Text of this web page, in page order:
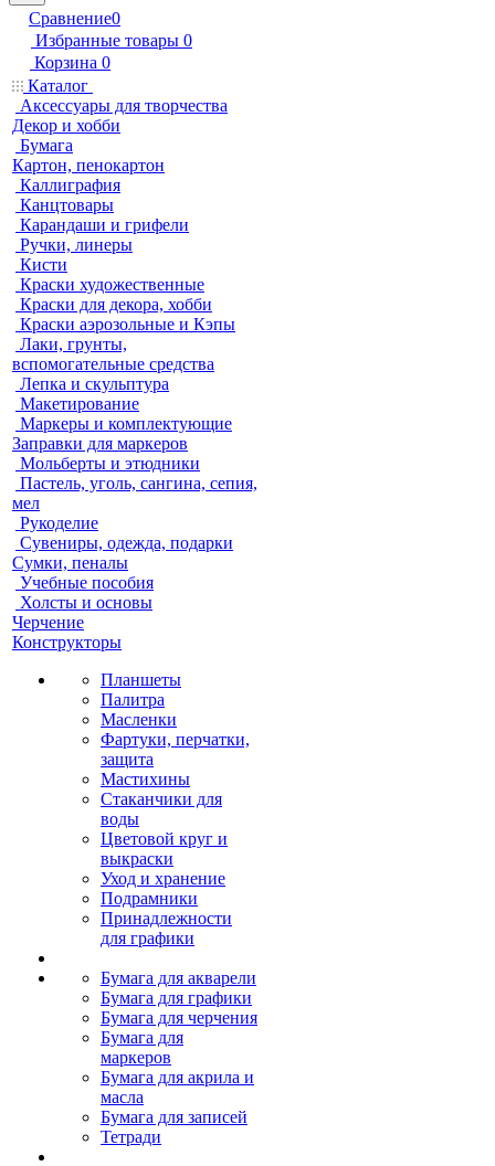
Сравнение0
Избранные товары 0
Корзина 0
Каталог
Аксессуары для творчества
Декор и хобби
Бумага
Картон, пенокартон
Каллиграфия
Канцтовары
Карандаши и грифели
Ручки, линеры
Кисти
Краски художественные
Краски для декора, хобби
Краски аэрозольные и Кэпы
Лаки, грунты,
вспомогательные средства
Лепка и скульптура
Макетирование
Маркеры и комплектующие
Заправки для маркеров
Мольберты и этюдники
Пастель, уголь, сангина, сепия,
мел
Рукоделие
Сувениры, одежда, подарки
Сумки, пеналы
Учебные пособия
Холсты и основы
Черчение
Конструкторы
Планшеты
Палитра
Масленки
Фартуки, перчатки,
защита
Мастихины
Стаканчики для
воды
Цветовой круг и
выкраски
Уход и хранение
Подрамники
Принадлежности
для графики
Бумага для акварели
Бумага для графики
Бумага для черчения
Бумага для
маркеров
Бумага для акрила и
масла
Бумага для записей
Тетради